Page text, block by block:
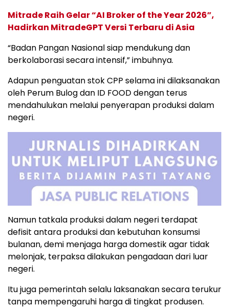
Mitrade Raih Gelar “AI Broker of the Year 2026”,
Hadirkan MitradeGPT Versi Terbaru di Asia
“Badan Pangan Nasional siap mendukung dan
berkolaborasi secara intensif,” imbuhnya.
Adapun penguatan stok CPP selama ini dilaksanakan
oleh Perum Bulog dan ID FOOD dengan terus
mendahulukan melalui penyerapan produksi dalam
negeri.
Namun tatkala produksi dalam negeri terdapat
defisit antara produksi dan kebutuhan konsumsi
bulanan, demi menjaga harga domestik agar tidak
melonjak, terpaksa dilakukan pengadaan dari luar
negeri.
Itu juga pemerintah selalu laksanakan secara terukur
tanpa mempengaruhi harga di tingkat produsen.